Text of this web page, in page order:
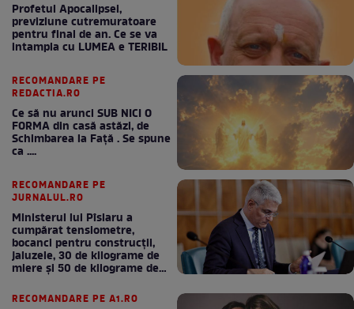
Profetul Apocalipsei,
previziune cutremuratoare
pentru final de an. Ce se va
intampla cu LUMEA e TERIBIL
RECOMANDARE PE
REDACTIA.RO
Ce să nu arunci SUB NICI O
FORMA din casă astăzi, de
Schimbarea la Față . Se spune
ca ....
RECOMANDARE PE
JURNALUL.RO
Ministerul lui Pîslaru a
cumpărat tensiometre,
bocanci pentru construcții,
jaluzele, 30 de kilograme de
miere și 50 de kilograme de
RECOMANDARE PE A1.RO